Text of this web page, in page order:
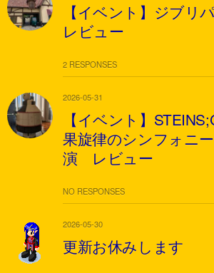
【イベント】ジブリ
レビュー
2 RESPONSES
2026-05-31
【イベント】
果旋律のシンフォニ
演 レビュー
NO RESPONSES
2026-05-30
更新お休みします